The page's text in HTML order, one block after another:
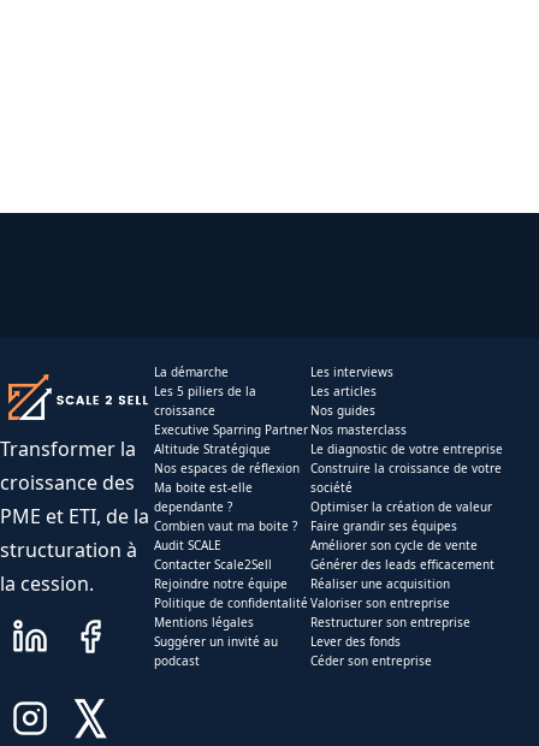
Transformer la
croissance des
PME et ETI, de la
structuration à
la cession.
La démarche
Les 5 piliers de la
croissance
Executive Sparring Partner
Altitude Stratégique
Nos espaces de réflexion
Ma boite est-elle
dependante ?
Combien vaut ma boite ?
Audit SCALE
Contacter Scale2Sell
Rejoindre notre équipe
Politique de confidentalité
Mentions légales
Suggérer un invité au
podcast
Les interviews
Les articles
Nos guides
Nos masterclass
Le diagnostic de votre entreprise
Construire la croissance de votre
société
Optimiser la création de valeur
Faire grandir ses équipes
Améliorer son cycle de vente
Générer des leads efficacement
Réaliser une acquisition
Valoriser son entreprise
Restructurer son entreprise
Lever des fonds
Céder son entreprise